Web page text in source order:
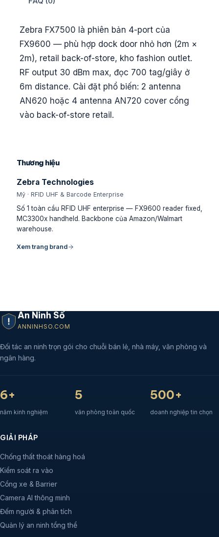
Zebra FX7500 là phiên bản 4-port của
FX9600 — phù hợp dock door nhỏ hơn (2m ×
2m), retail back-of-store, kho fashion outlet.
RF output 30 dBm max, đọc 700 tag/giây ở
6m distance. Cài đặt phổ biến: 2 antenna
AN620 hoặc 4 antenna AN720 cover cổng
vào back-of-store retail.
Thương hiệu
Zebra Technologies
Mỹ · RFID UHF & Barcode Enterprise
Số 1 toàn cầu RFID UHF enterprise — FX9600 reader fixed,
MC3300x handheld. Backbone của Amazon/Walmart
warehouse.
Xem trang brand
An Ninh Số
ANNINHSO.COM
Đối tác an ninh trọn gói cho chuỗi bán lẻ, nhà máy, văn phòng và
ngân hàng.
6+
năm kinh nghiệm
5
văn phòng toàn quốc
500+
doanh nghiệp tin chọn
GIẢI PHÁP
Chống thất thoát hàng hoá
Kiểm soát ra vào
Cổng xe & Barrier
Camera AI thông minh
Đếm người & phân tích
Quản lý an ninh tổng thể